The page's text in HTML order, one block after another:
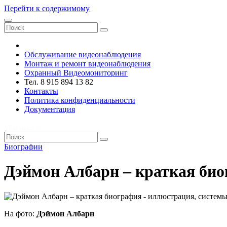
Перейти к содержимому
Обслуживание видеонаблюдения
Монтаж и ремонт видеонаблюдения
Охранный Видеомониторинг
Тел. 8 915 894 13 82
Контакты
Политика конфиденциальности
Документация
Биографии
Дэймон Албарн – краткая
На фото: Дэймон Албарн